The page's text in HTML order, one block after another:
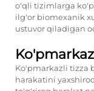
o'qli tizimlarga
ilg'or biomexanik
ustuvor qiladigan
Ko'pmarkazli tizza
harakatini